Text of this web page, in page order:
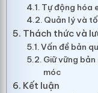
Tự động hóa
Quản lý và
Thách thức và
Vấn đề bản
Giữ vững
móc
Kết luận